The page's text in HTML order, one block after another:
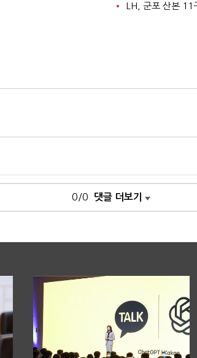
LH, 군포 산본
0/0 댓글 더보기